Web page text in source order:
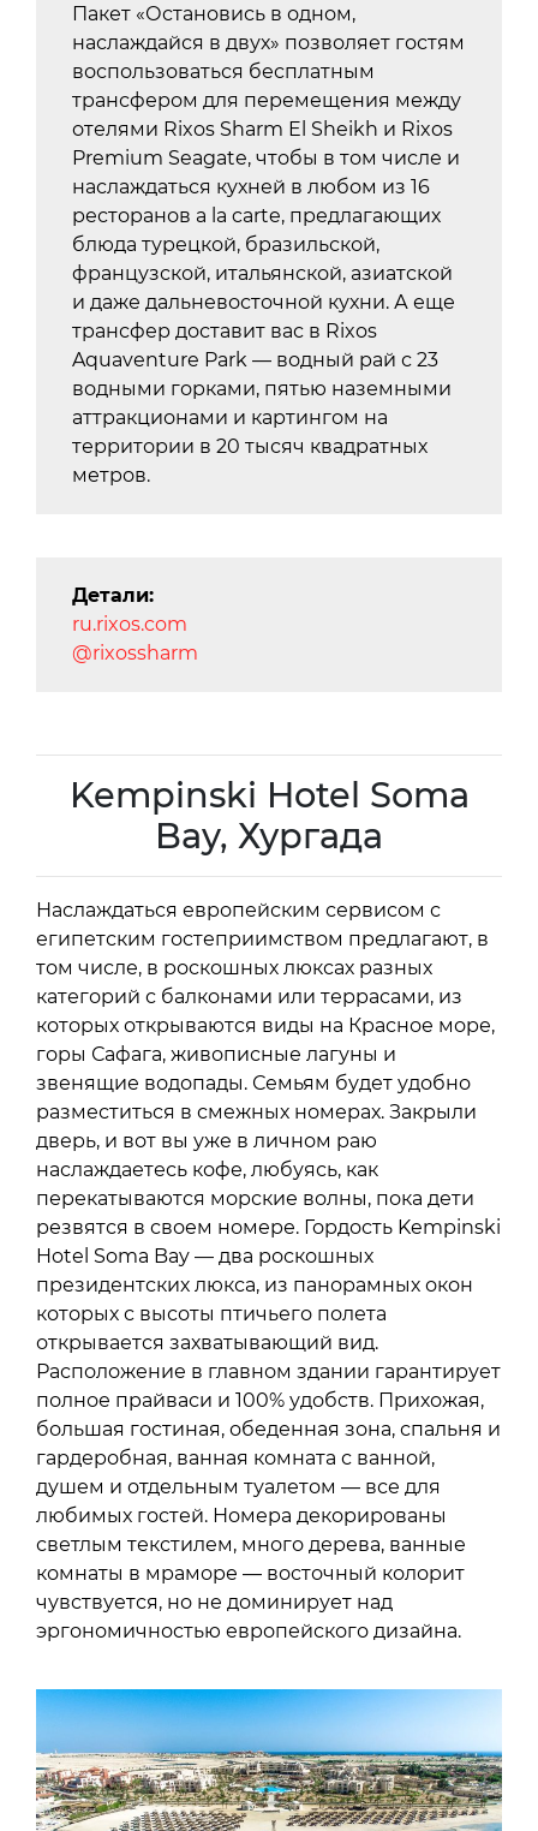
Пакет «Остановись в одном,
наслаждайся в двух» позволяет гостям
воспользоваться бесплатным
трансфером для перемещения между
отелями Rixos Sharm El Sheikh и Rixos
Premium Seagate, чтобы в том числе и
наслаждаться кухней в любом из 16
ресторанов a la carte, предлагающих
блюда турецкой, бразильской,
французской, итальянской, азиатской
и даже дальневосточной кухни. А еще
трансфер доставит вас в Rixos
Aquaventure Park — водный рай с 23
водными горками, пятью наземными
аттракционами и картингом на
территории в 20 тысяч квадратных
метров.
Детали:
ru.rixos.com
@rixossharm
Kempinski Hotel Soma
Bay, Хургада
Наслаждаться европейским сервисом с
египетским гостеприимством предлагают, в
том числе, в роскошных люксах разных
категорий с балконами или террасами, из
которых открываются виды на Красное море,
горы Сафага, живописные лагуны и
звенящие водопады. Семьям будет удобно
разместиться в смежных номерах. Закрыли
дверь, и вот вы уже в личном раю
наслаждаетесь кофе, любуясь, как
перекатываются морские волны, пока дети
резвятся в своем номере. Гордость Kempinski
Hotel Soma Bay — два роскошных
президентских люкса, из панорамных окон
которых с высоты птичьего полета
открывается захватывающий вид.
Расположение в главном здании гарантирует
полное прайваси и 100% удобств. Прихожая,
большая гостиная, обеденная зона, спальня и
гардеробная, ванная комната с ванной,
душем и отдельным туалетом — все для
любимых гостей. Номера декорированы
светлым текстилем, много дерева, ванные
комнаты в мраморе — восточный колорит
чувствуется, но не доминирует над
эргономичностью европейского дизайна.